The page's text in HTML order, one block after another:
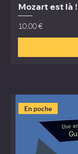
Mozart est là !
Prix
10,00 €
En poche